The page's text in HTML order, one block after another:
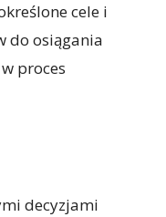
cele i
do osiągania
proces
decyzjami